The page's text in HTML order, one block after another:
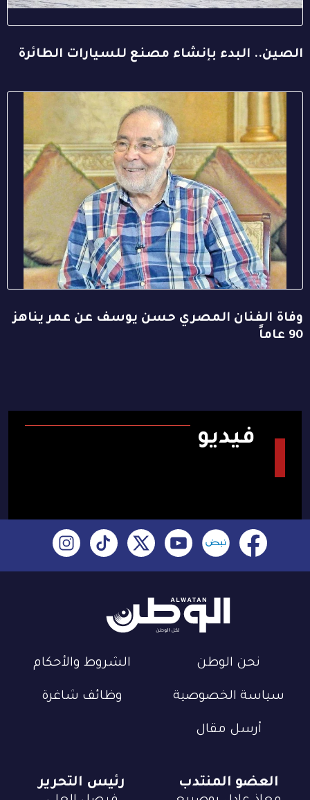
الصين.. البدء بإنشاء مصنع للسيارات الطائرة
وفاة الفنان المصري حسن يوسف عن عمر يناهز
90 عاماً
فيديو
نحن الوطن الشروط والأحكام
سياسة الخصوصية وظائف شاغرة
أرسل مقال
العضو المنتدب رئيس التحرير